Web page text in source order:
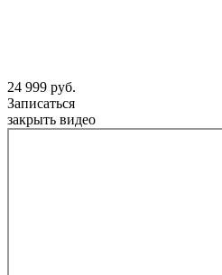
24 999 руб.
Записаться
закрыть видео